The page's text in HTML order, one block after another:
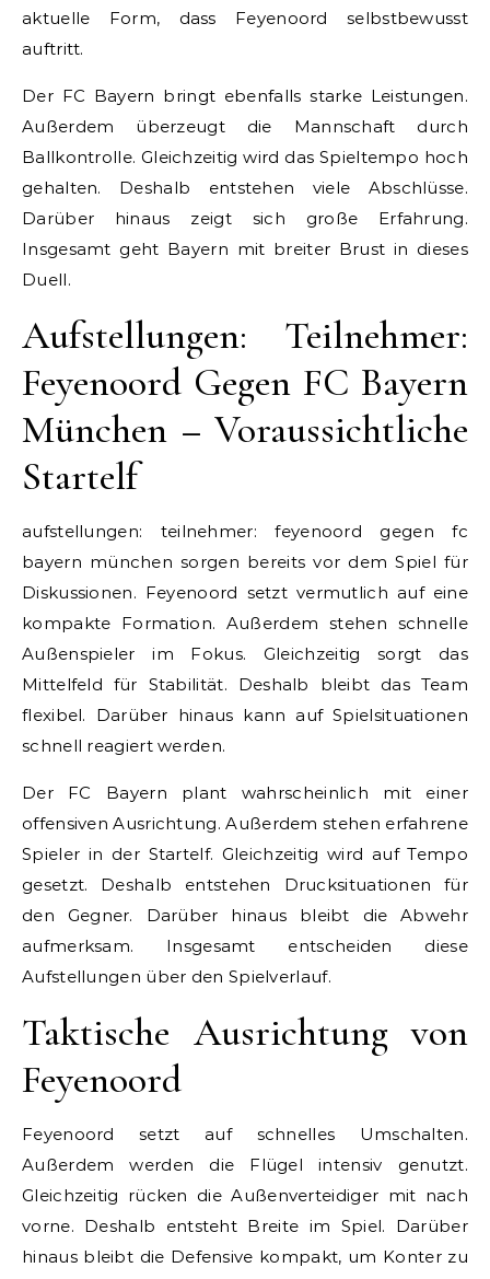
aktuelle Form, dass Feyenoord selbstbewusst
auftritt.
Der FC Bayern bringt ebenfalls starke Leistungen.
Außerdem überzeugt die Mannschaft durch
Ballkontrolle. Gleichzeitig wird das Spieltempo hoch
gehalten. Deshalb entstehen viele Abschlüsse.
Darüber hinaus zeigt sich große Erfahrung.
Insgesamt geht Bayern mit breiter Brust in dieses
Duell.
Aufstellungen: Teilnehmer:
Feyenoord Gegen FC Bayern
München – Voraussichtliche
Startelf
aufstellungen: teilnehmer: feyenoord gegen fc
bayern münchen sorgen bereits vor dem Spiel für
Diskussionen. Feyenoord setzt vermutlich auf eine
kompakte Formation. Außerdem stehen schnelle
Außenspieler im Fokus. Gleichzeitig sorgt das
Mittelfeld für Stabilität. Deshalb bleibt das Team
flexibel. Darüber hinaus kann auf Spielsituationen
schnell reagiert werden.
Der FC Bayern plant wahrscheinlich mit einer
offensiven Ausrichtung. Außerdem stehen erfahrene
Spieler in der Startelf. Gleichzeitig wird auf Tempo
gesetzt. Deshalb entstehen Drucksituationen für
den Gegner. Darüber hinaus bleibt die Abwehr
aufmerksam. Insgesamt entscheiden diese
Aufstellungen über den Spielverlauf.
Taktische Ausrichtung von
Feyenoord
Feyenoord setzt auf schnelles Umschalten.
Außerdem werden die Flügel intensiv genutzt.
Gleichzeitig rücken die Außenverteidiger mit nach
vorne. Deshalb entsteht Breite im Spiel. Darüber
hinaus bleibt die Defensive kompakt, um Konter zu